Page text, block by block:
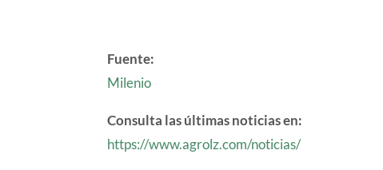
Fuente:
Milenio
Consulta las últimas noticias en:
https://www.agrolz.com/noticias/